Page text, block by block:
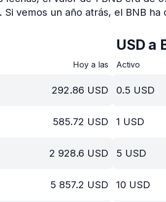
Si vemos un año atrás, el BNB ha
Hoy a las
292.86 USD
585.72 USD
2 928.6 USD
5 857.2 USD
USD a
Activo
0.5 USD
1 USD
5 USD
10 USD